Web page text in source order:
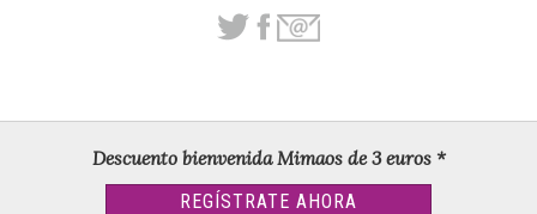
Descuento bienvenida Mimaos de 3 euros *
REGÍSTRATE AHORA